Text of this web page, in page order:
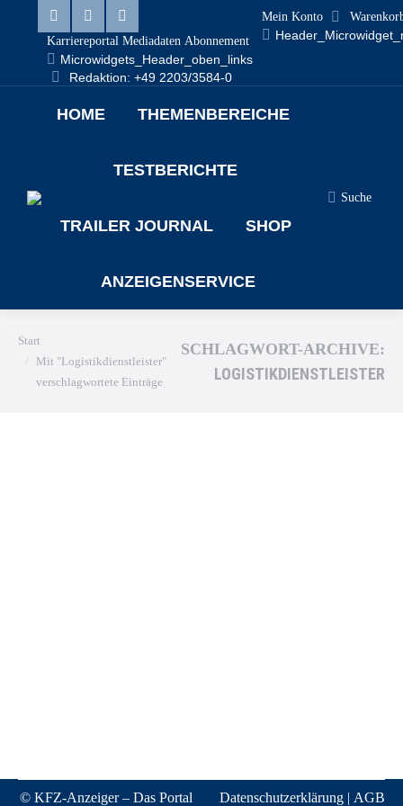
Linkedin
page
Facebook
page
X
page
Karriereportal Mediadaten Abonnement
Microwidgets_Header_oben_links
Redaktion: +49 2203/3584-0
Mein Konto
HOME THEMENBEREICHE
TESTBERICHTE
TRAILER JOURNAL SHOP
ANZEIGENSERVICE
Search:
Suche
Sie befinden sich hier:
Start
Mit "Logistikdienstleister"
verschlagwortete Einträge
SCHLAGWORT-ARCHIVE:
LOGISTIKDIENSTLEISTER
© KFZ-Anzeiger – Das Portal Datenschutzerklärung | AGB